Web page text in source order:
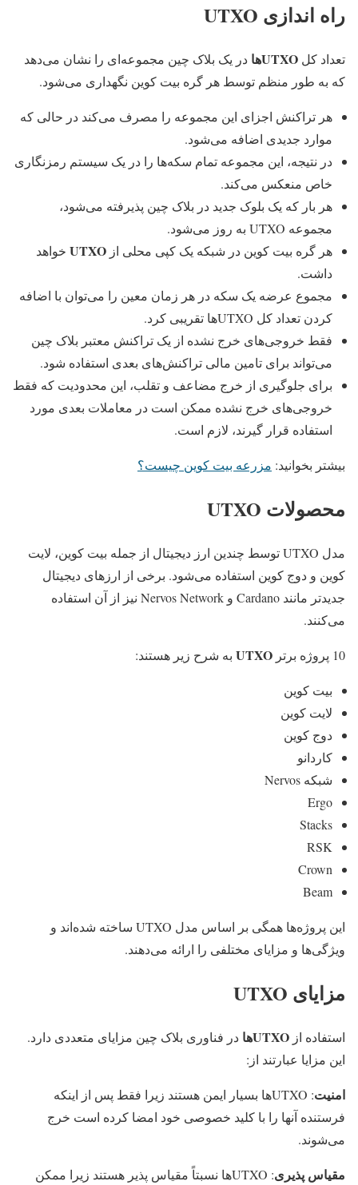
راه اندازی UTXO
تعداد کل UTXO‌ها
در یک بلاک چین مجموعه‌ای را نشان می‌دهد
که به طور منظم توسط هر گره بیت کوین نگهداری می‌شود.
هر تراکنش اجزای این مجموعه را مصرف می‌کند در حالی که
موارد جدیدی اضافه می‌شود.
در نتیجه، این مجموعه تمام سکه‌ها را در یک سیستم رمزنگاری
خاص منعکس می‌کند.
هر بار که یک بلوک جدید در بلاک چین پذیرفته می‌شود،
مجموعه UTXO به روز می‌شود.
هر گره بیت کوین در شبکه یک کپی محلی از UTXO خواهد
داشت.
مجموع عرضه یک سکه در هر زمان معین را می‌توان با اضافه
کردن تعداد کل UTXO‌ها تقریبی کرد.
فقط خروجی‌های خرج نشده از یک تراکنش معتبر بلاک چین
می‌تواند برای تامین مالی تراکنش‌های بعدی استفاده شود.
برای جلوگیری از خرج مضاعف و تقلب، این محدودیت که فقط
خروجی‌های خرج نشده ممکن است در معاملات بعدی مورد
استفاده قرار گیرند، لازم است.
بیشتر بخوانید: مزرعه بیت کوین چیست؟
محصولات UTXO
مدل UTXO توسط چندین ارز دیجیتال از جمله بیت کوین، لایت
کوین و دوج کوین استفاده می‌شود. برخی از ارزهای دیجیتال
جدیدتر مانند Cardano و Nervos Network نیز از آن استفاده
می‌کنند.
10 پروژه برتر UTXO به شرح زیر هستند:
بیت کوین
لایت کوین
دوج کوین
کاردانو
شبکه Nervos
Ergo
Stacks
RSK
Crown
Beam
این پروژه‌ها همگی بر اساس مدل UTXO ساخته شده‌اند و
ویژگی‌ها و مزایای مختلفی را ارائه می‌دهند.
مزایای UTXO
استفاده از UTXO‌ها
در فناوری بلاک چین مزایای متعددی دارد.
این مزایا عبارتند از:
امنیت
: UTXOها بسیار ایمن هستند زیرا فقط پس از اینکه
فرستنده آنها را با کلید خصوصی خود امضا کرده است خرج
می‌شوند.
مقیاس پذیری : UTXO‌ها نسبتاً مقیاس پذیر هستند زیرا ممکن